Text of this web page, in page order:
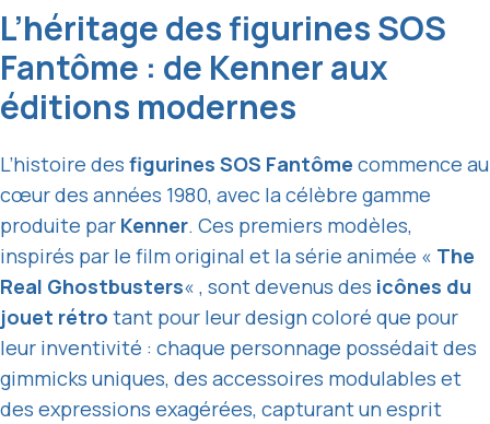
L’héritage des figurines SOS
Fantôme : de Kenner aux
éditions modernes
L’histoire des figurines SOS Fantôme commence au
cœur des années 1980, avec la célèbre gamme
produite par Kenner. Ces premiers modèles,
inspirés par le film original et la série animée « The
Real Ghostbusters« , sont devenus des icônes du
jouet rétro tant pour leur design coloré que pour
leur inventivité : chaque personnage possédait des
gimmicks uniques, des accessoires modulables et
des expressions exagérées, capturant un esprit